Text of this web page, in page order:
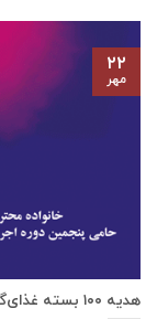
هدیه ۱۰۰ بسته غذای‌گرم به پنجمین دوره اجرای، طرح افطار ۲۰
۲۲
مهر